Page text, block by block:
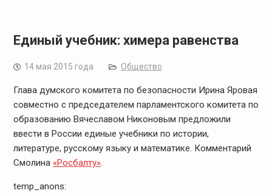
Единый учебник: химера равенства
14 мая 2015 года Общество
Глава думского комитета по безопасности Ирина Яровая
совместно с председателем парламентского комитета по
образованию Вячеславом Никоновым предложили
ввести в России единые учебники по истории,
литературе, русскому языку и математике. Комментарий
Смолина «Росбалту».
temp_anons: